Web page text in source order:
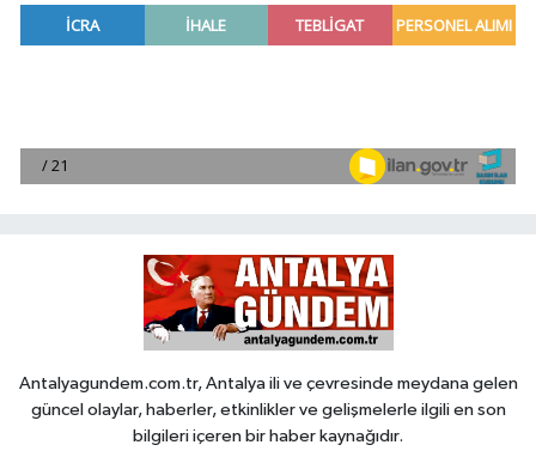
Antalyagundem.com.tr, Antalya ili ve çevresinde meydana gelen
güncel olaylar, haberler, etkinlikler ve gelişmelerle ilgili en son
bilgileri içeren bir haber kaynağıdır.